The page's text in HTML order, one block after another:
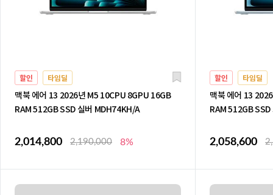
할인 타임딜
맥북 에어 13 2026년 M5 10CPU 8GPU 16GB
RAM 512GB SSD 실버 MDH74KH/A
2,014,800 2,190,000 8%
할인 타임딜
맥북 에어 13
RAM 512GB
2,058,600